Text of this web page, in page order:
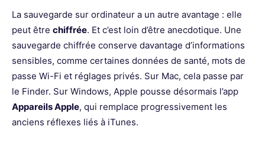
La sauvegarde sur ordinateur a un autre avantage : elle
peut être chiffrée. Et c’est loin d’être anecdotique. Une
sauvegarde chiffrée conserve davantage d’informations
sensibles, comme certaines données de santé, mots de
passe Wi-Fi et réglages privés. Sur Mac, cela passe par
le Finder. Sur Windows, Apple pousse désormais l’app
Appareils Apple, qui remplace progressivement les
anciens réflexes liés à iTunes.